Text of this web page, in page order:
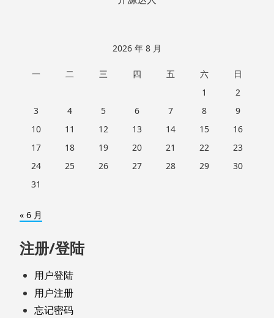
2026 年 8 月
一 二 三 四 五 六
日
1
2
3
4 5 6 7 8
9
10
11 12 13 14 15
16
17
18 19 20 21 22
23
24
25 26 27 28 29
30
31
« 6 月
注册/登陆
用户登陆
用户注册
忘记密码